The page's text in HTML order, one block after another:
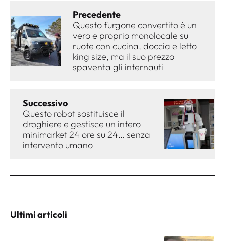
Precedente
Questo furgone convertito è un
vero e proprio monolocale su
ruote con cucina, doccia e letto
king size, ma il suo prezzo
spaventa gli internauti
Successivo
Questo robot sostituisce il
droghiere e gestisce un intero
minimarket 24 ore su 24… senza
intervento umano
Ultimi articoli